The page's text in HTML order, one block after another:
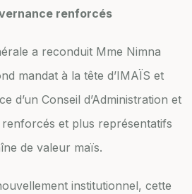
renforcés
a reconduit Mme Nimna
mandat à la tête d’IMAÏS et
d’un Conseil d’Administration et
renforcés et plus représentatifs
de valeur maïs.
institutionnel, cette